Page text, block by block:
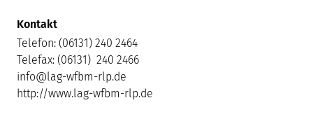
Kontakt
Telefon: (06131) 240 2464
Telefax: (06131) 240 2466
info@lag-wfbm-rlp.de
http://www.lag-wfbm-rlp.de